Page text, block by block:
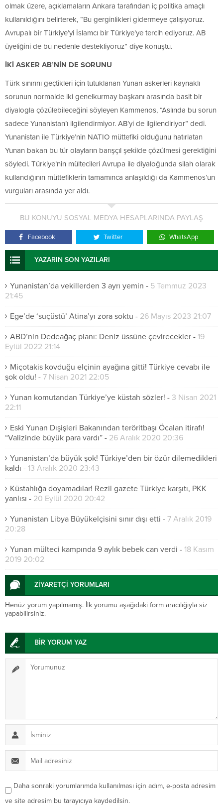
olmak üzere, açıklamaların Ankara tarafından iç politika amaçlı
kullanıldığını belirterek, “Bu gerginlikleri gidermeye çalışıyoruz.
Avrupalı bir Türkiye’yi İslamcı bir Türkiye’ye tercih ediyoruz. AB
üyeliğini de bu nedenle destekliyoruz” diye konuştu.
İKİ ASKER AB’NİN DE SORUNU
Türk sınırını geçtikleri için tutuklanan Yunan askerleri kaynaklı
sorunun normalde iki genelkurmay başkanı arasında basit bir
diyalogla çözülebileceğini söyleyen Kammenos, “Aslında bu sorun
sadece Yunanistan’ı ilgilendirmiyor. AB’yi de ilgilendiriyor” dedi.
Yunanistan ile Türkiye’nin NATIO müttefiki olduğunu hatırlatan
Yunan bakan bu tür olayların barışçıl şekilde çözülmesi gerektiğini
söyledi. Türkiye’nin mültecileri Avrupa ile diyaloğunda silah olarak
kullandığının müttefiklerin tamamınca anlaşıldığı da Kammenos’un
vurguları arasında yer aldı.
BU KONUYU SOSYAL MEDYA HESAPLARINDA PAYLAŞ
Facebook Twitter WhatsApp
YAZARIN SON YAZILARI
Yunanistan’da vekillerden 3 ayrı yemin - 5 Temmuz 2023
21:45
Ege’de ‘suçüstü’ Atina’yı zora soktu - 26 Mayıs 2023 21:07
ABD’nin Dedeağaç planı: Deniz üssüne çevirecekler - 19
Eylül 2022 21:14
Miçotakis kovduğu elçinin ayağına gitti! Türkiye cevabı ile
şok oldu! - 7 Nisan 2021 22:05
Yunan komutandan Türkiye’ye küstah sözler! - 3 Nisan 2021
22:11
Eski Yunan Dışişleri Bakanından teröritbaşı Öcalan itirafı!
“Valizinde büyük para vardı” - 26 Aralık 2020 20:36
Yunanistan’da büyük şok! Türkiye’den bir özür dilemedikleri
kaldı - 13 Aralık 2020 23:43
Küstahlığa doyamadılar! Rezil gazete Türkiye karşıtı, PKK
yanlısı - 20 Eylül 2020 20:42
Yunanistan Libya Büyükelçisini sınır dışı etti - 7 Aralık 2019
20:28
Yunan mülteci kampında 9 aylık bebek can verdi - 18 Kasım
2019 20:02
ZİYARETÇİ YORUMLARI
Henüz yorum yapılmamış. İlk yorumu aşağıdaki form aracılığıyla siz
yapabilirsiniz.
BİR YORUM YAZ
Daha sonraki yorumlarımda kullanılması için adım, e-posta adresim
ve site adresim bu tarayıcıya kaydedilsin.